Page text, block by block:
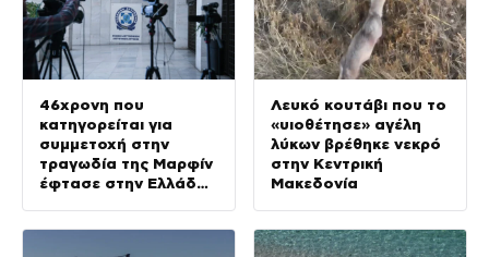
46χρονη που
κατηγορείται για
συμμετοχή στην
τραγωδία της Μαρφίν
έφτασε στην Ελλάδα
Λευκό κουτάβι που το
«υιοθέτησε» αγέλη
λύκων βρέθηκε νεκρό
στην Κεντρική
Μακεδονία